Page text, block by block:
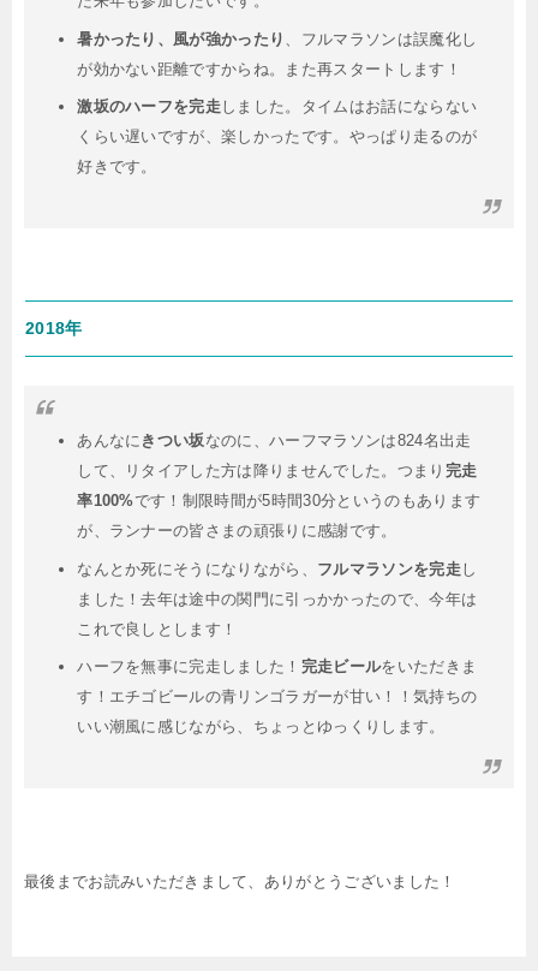
暑かったり、風が強かったり
、フルマラソンは誤魔化し
が効かない距離ですからね。また再スタートします！
激坂のハーフを完走 しました。タイムはお話にならない
くらい遅いですが、楽しかったです。やっぱり走るのが
好きです。
2018年
あんなに きつい坂なのに、ハーフマラソンは824名出走
して、リタイアした方は降りませんでした。つまり 完走
率100%です！制限時間が5時間30分というのもあります
が、ランナーの皆さまの頑張りに感謝です。
なんとか死にそうになりながら、 フルマラソンを完走し
ました！去年は途中の関門に引っかかったので、今年は
これで良しとします！
ハーフを無事に完走しました！ 完走ビールをいただきま
す！エチゴビールの青リンゴラガーが甘い！！気持ちの
いい潮風に感じながら、ちょっとゆっくりします。
最後までお読みいただきまして、ありがとうございました！